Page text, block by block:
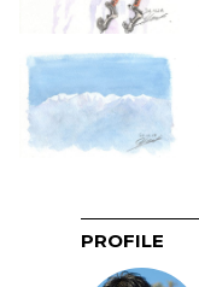
PROFILE